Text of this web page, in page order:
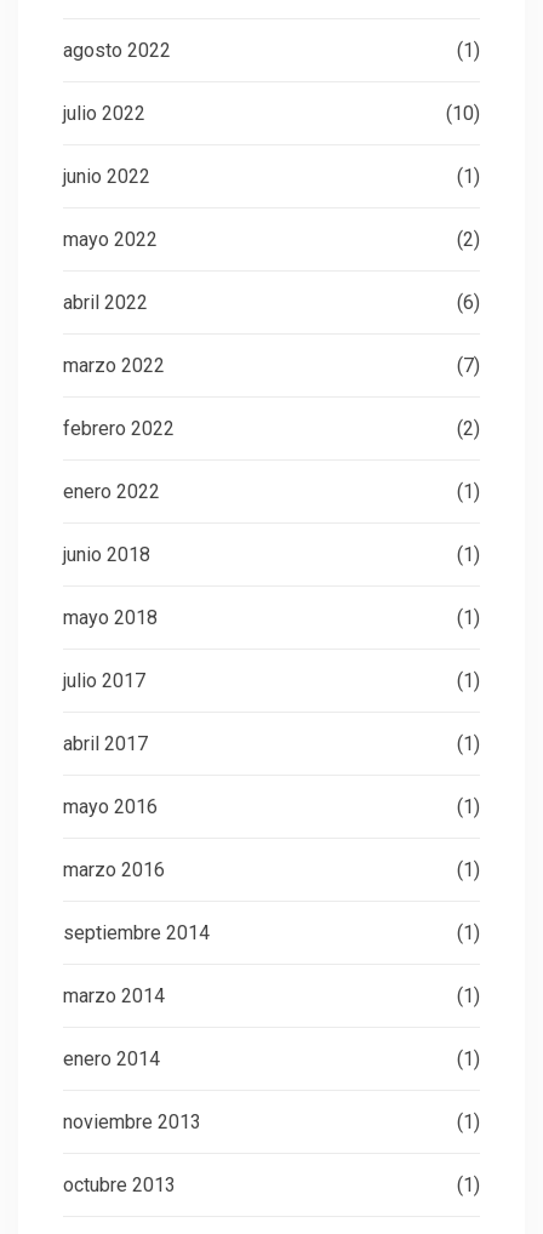
agosto 2022 (1)
julio 2022 (10)
junio 2022 (1)
mayo 2022 (2)
abril 2022 (6)
marzo 2022 (7)
febrero 2022 (2)
enero 2022 (1)
junio 2018 (1)
mayo 2018 (1)
julio 2017 (1)
abril 2017 (1)
mayo 2016 (1)
marzo 2016 (1)
septiembre 2014 (1)
marzo 2014 (1)
enero 2014 (1)
noviembre 2013 (1)
octubre 2013 (1)